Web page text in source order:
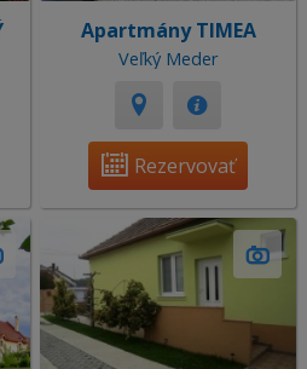
Apartmány TIMEA
Veľký Meder
Rezervovať